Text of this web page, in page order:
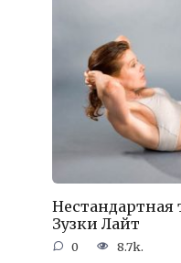
Нестандартная
Зузки Лайт
0 8.7k.